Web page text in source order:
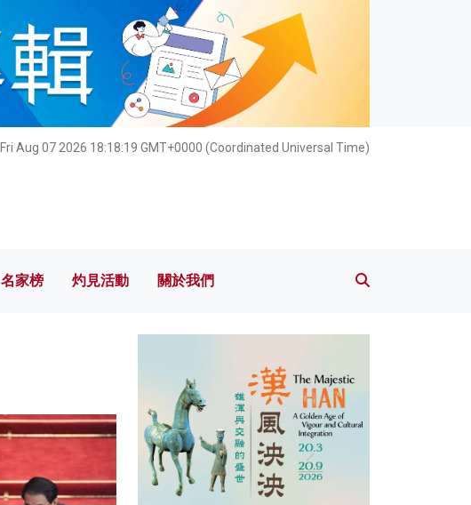
Fri Aug 07 2026 18:18:21 GMT+0000 (Coordinated Universal Time)
名家榜 灼見活動 關於我們
名家榜 灼見活動 關於我們